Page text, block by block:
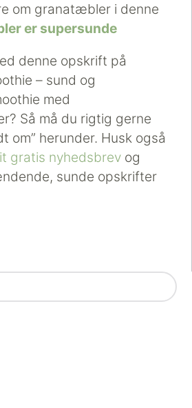
om granatæbler i denne
er supersunde
denne opskrift på
– sund og
med
Så må du rigtig gerne
om” herunder. Husk også
gratis nyhedsbrev og
sunde opskrifter